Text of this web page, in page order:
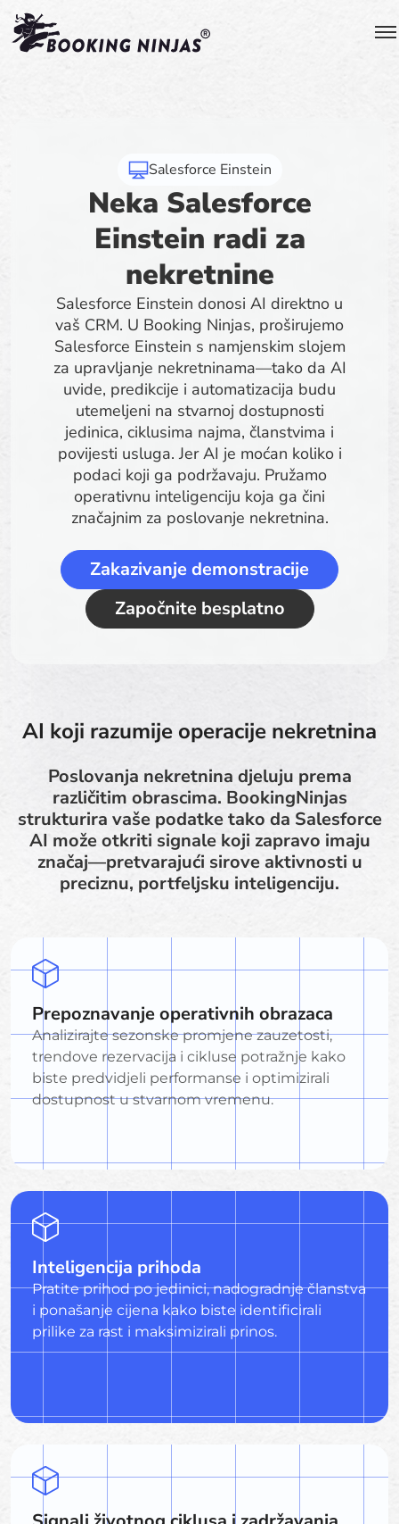
Salesforce Einstein
Neka Salesforce
Einstein radi za
nekretnine
Salesforce Einstein donosi AI direktno u
vaš CRM. U Booking Ninjas, proširujemo
Salesforce Einstein s namjenskim slojem
za upravljanje nekretninama—tako da AI
uvide, predikcije i automatizacija budu
utemeljeni na stvarnoj dostupnosti
jedinica, ciklusima najma, članstvima i
povijesti usluga. Jer AI je moćan koliko i
podaci koji ga podržavaju. Pružamo
operativnu inteligenciju koja ga čini
značajnim za poslovanje nekretnina.
Zakazivanje demonstracije
Započnite besplatno
AI koji razumije operacije nekretnina
Poslovanja nekretnina djeluju prema
različitim obrascima. BookingNinjas
strukturira vaše podatke tako da Salesforce
AI može otkriti signale koji zapravo imaju
značaj—pretvarajući sirove aktivnosti u
preciznu, portfeljsku inteligenciju.
Prepoznavanje operativnih obrazaca
Analizirajte sezonske promjene zauzetosti,
trendove rezervacija i cikluse potražnje kako
biste predvidjeli performanse i optimizirali
dostupnost u stvarnom vremenu.
Inteligencija prihoda
Pratite prihod po jedinici, nadogradnje članstva
i ponašanje cijena kako biste identificirali
prilike za rast i maksimizirali prinos.